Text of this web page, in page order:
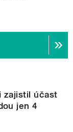
zajistil účast
jen 4